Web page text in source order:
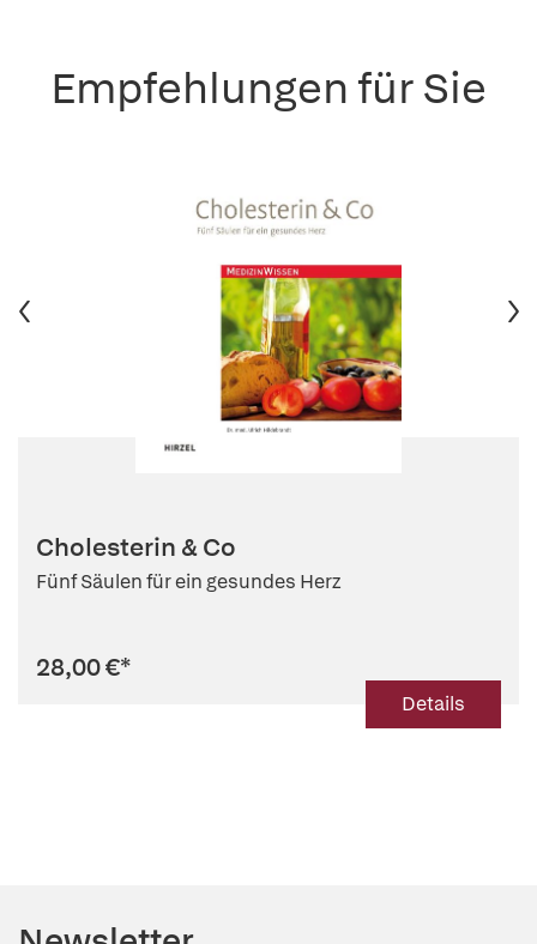
Empfehlungen für Sie
Cholesterin & Co
Fünf Säulen für ein gesundes Herz
28,00 €*
Details